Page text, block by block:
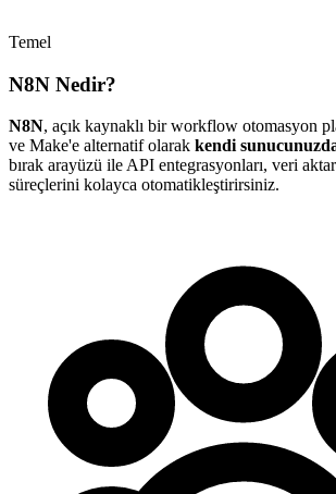
Temel
N8N Nedir?
N8N, açık kaynaklı bir workflow otomasyon
ve Make'e alternatif olarak kendi
bırak arayüzü ile API entegrasyonları, veri
süreçlerini kolayca otomatikleştirirsiniz.